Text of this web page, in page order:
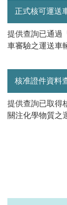
正式核可運送
提供查詢已通過
車審驗之運送車
核准證件資料
提供查詢已取得
關注化學物質之